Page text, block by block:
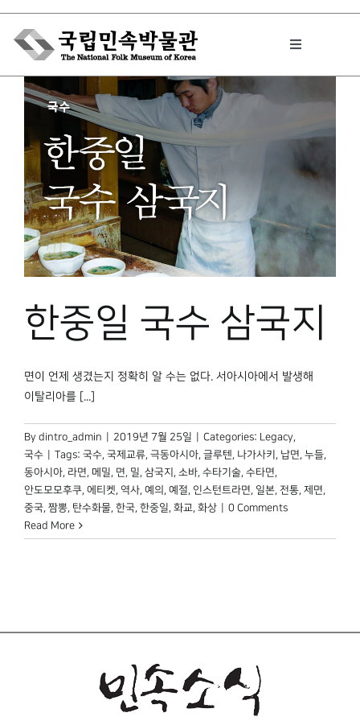
Skip
content
Toggle
박물관에서는
민속이야기
민속 인사이드
원문보기 PDF
박물관 홈페이지
한중일 국수 삼국지
면이 언제 생겼는지 정확히 알 수는 없다. 서아시아에서 발생해
이탈리아를 [...]
By dintro_admin 2019년 7월 25일 Categories: Legacy,
국수
Tags: 국수, 국제교류, 극동아시아, 글루텐, 나가사키 , 납면, 누들,
동아시아, 라면, 메밀, 면, 밀, 삼국지 , 소바, 수타기술, 수타면,
안도모모후쿠, 에티켓, 역사, 예의 , 예절, 인스턴트라면, 일본, 전통, 제면,
중국, 짬뽕, 탄수화물, 한국, 한중일, 화교, 화상
0 Comments
Read More